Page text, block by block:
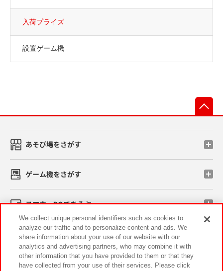
入荷プライズ
設置ゲーム機
あそび場をさがす
ゲーム機をさがす
スマホ・PCであそぶ
イベント・キャンペーン
We collect unique personal identifiers such as cookies to
analyze our traffic and to personalize content and ads. We
share information about your use of our website with our
analytics and advertising partners, who may combine it with
other information that you have provided to them or that they
have collected from your use of their services. Please click